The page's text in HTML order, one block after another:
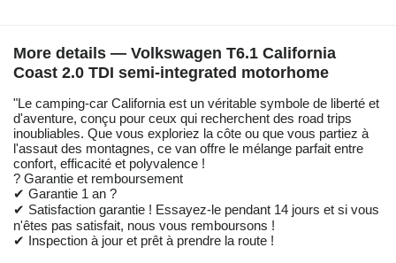
More details — Volkswagen T6.1 California
Coast 2.0 TDI semi-integrated motorhome
"Le camping-car California est un véritable symbole de liberté et
d'aventure, conçu pour ceux qui recherchent des road trips
inoubliables. Que vous exploriez la côte ou que vous partiez à
l'assaut des montagnes, ce van offre le mélange parfait entre
confort, efficacité et polyvalence !
? Garantie et remboursement
✔ Garantie 1 an ?️
✔ Satisfaction garantie ! Essayez-le pendant 14 jours et si vous
n'êtes pas satisfait, nous vous remboursons !
✔ Inspection à jour et prêt à prendre la route !